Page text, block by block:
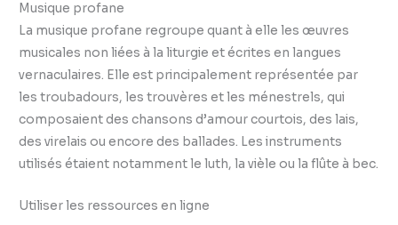
Musique profane
La musique profane regroupe quant à elle les œuvres
musicales non liées à la liturgie et écrites en langues
vernaculaires. Elle est principalement représentée par
les troubadours, les trouvères et les ménestrels, qui
composaient des chansons d’amour courtois, des lais,
des virelais ou encore des ballades. Les instruments
utilisés étaient notamment le luth, la vièle ou la flûte à bec.
Utiliser les ressources en ligne